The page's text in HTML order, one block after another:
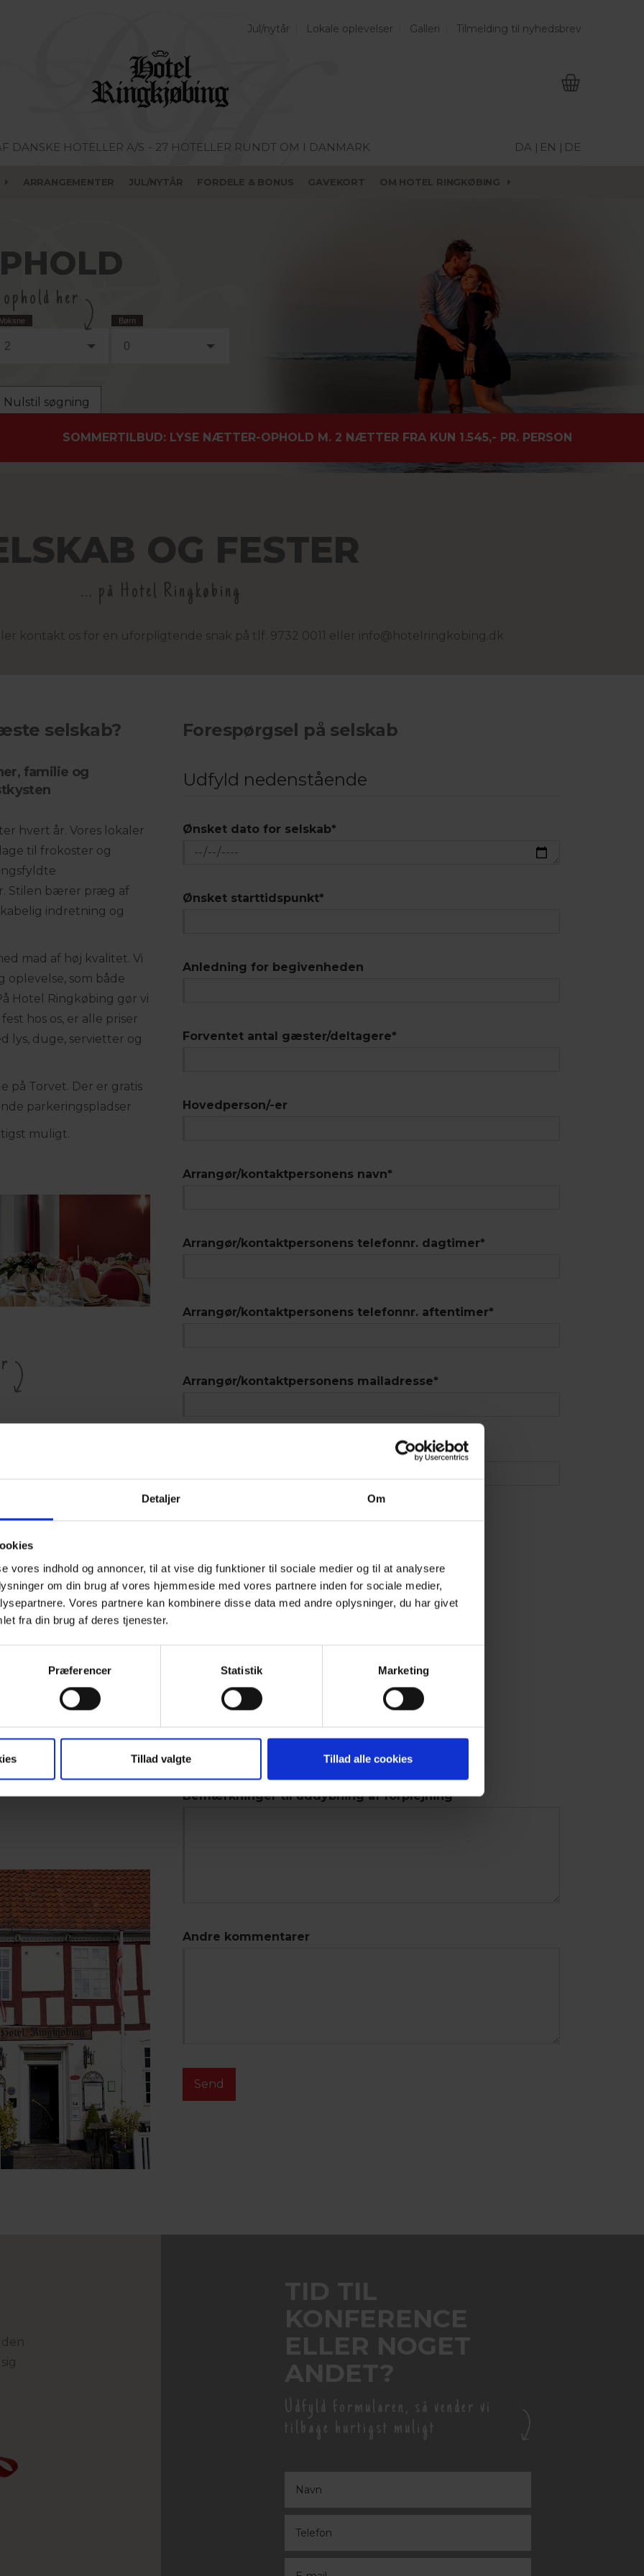
Detaljer Om
vores indhold og annoncer, til at vise dig funktioner til sociale medier og til at analysere
om din brug af vores hjemmeside med vores partnere inden for sociale medier,
Vores partnere kan kombinere disse data med andre oplysninger, du har givet
fra din brug af deres tjenester.
Præferencer Statistik Marketing
Tillad valgte Tillad alle cookies
Jul/nytår Lokale oplevelser Galleri Tilmelding til nyhedsbrev
DANSKE HOTELLER A/S - 27 HOTELLER RUNDT OM I DANMARK DA | EN | DE
ARRANGEMENTER JUL/NYTÅR FORDELE & BONUS GAVEKORT OM HOTEL RINGKØBING
her
Voksne
2
Børn
0
Nulstil søgning
SOMMERTILBUD: LYSE NÆTTER-OPHOLD M. 2 NÆTTER FRA KUN 1.545,- PR. PERSON
OG FESTER
... på Hotel Ringkøbing
kontakt os for en uforpligtende snak på tlf. 9732 0011 eller info@ hotelringkobing.dk
selskab?
familie og
hvert år. Vores lokaler
til frokoster og
Stilen bærer præg af
indretning og
mad af høj kvalitet. Vi
oplevelse, som både
Hotel Ringkøbing gør vi
hos os, er alle priser
lys, duge, servietter og
på Torvet. Der er gratis
parkeringspladser
muligt.
køkken, med
og en
røget fjordørred,
velsmagende mad
for, at alle gæster
og vil gøre alt
lover jer veltilberedt
flot af vores dygtige
ønsker.
Forespørgsel på selskab
Udfyld nedenstående
Ønsket dato for selskab*
Ønsket starttidspunkt*
Anledning for begivenheden
Forventet antal gæster/deltagere*
Hovedperson/-er
Arrangør/kontaktpersonens navn*
Arrangør/kontaktpersonens telefonnr. dagtimer*
Arrangør/kontaktpersonens telefonnr. aftentimer*
Arrangør/kontaktpersonens mailadresse*
Arrangør/kontaktpersonens adresse*
Forplejning
Frokost
Eftermiddagskaffe m. tilbehør
Middag - 3 retter
Drikkevarer
Natmad
Bemærkninger til uddybning af forplejning
Andre kommentarer
TID TIL
KONFERENCE
ELLER NOGET
ANDET?
Udfyld formularen, så vender vi
tilbage hurtigst muligt